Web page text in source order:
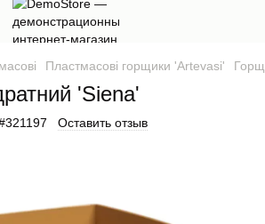
Пластмасові горщики 'Artevasi'
'Siena'
Оставить отзыв